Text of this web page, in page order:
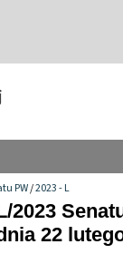
PW/2023 - L
2023
22